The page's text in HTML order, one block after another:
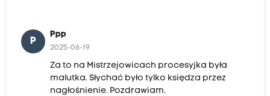
P
Ppp
2025-06-19
Za to na Mistrzejowicach procesyjka była
malutka. Słychać było tylko księdza przez
nagłośnienie. Pozdrawiam.